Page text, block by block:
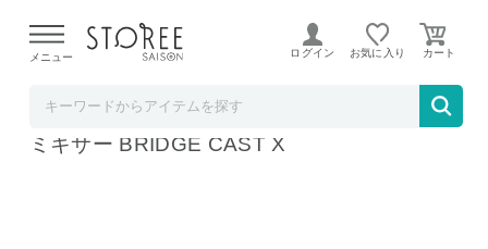
よる配送遅延が発生しております。
メニュー ログイン お気に入り
ローランド ビデオキャプチャ搭載ゲーミング
ミキサー BRIDGE CAST X